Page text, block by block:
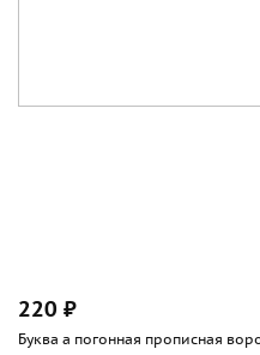
220 ₽
Буква а погонная прописная